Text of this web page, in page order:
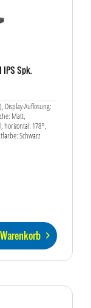
IPS Spk.
Display-Auflösung:
Matt,
horizontal: 178°,
Schwarz